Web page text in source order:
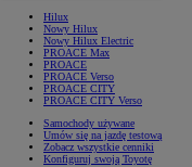
Hilux
Nowy Hilux
Nowy Hilux Electric
PROACE Max
PROACE
PROACE Verso
PROACE CITY
PROACE CITY Verso
Samochody używane
Umów się na jazdę testową
Zobacz wszystkie cenniki
Konfiguruj swoją Toyotę